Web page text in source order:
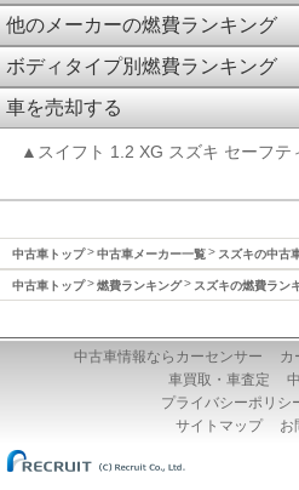
他のメーカーの燃費ランキング
ボディタイプ別燃費ランキング
車を売却する
▲スイフト 1.2 XG スズキ セーフテ
中古車トップ 中古車メーカー一覧 スズキの中古
中古車トップ 燃費ランキング スズキの燃費ラン
中古車情報ならカーセンサー
カ
車買取・車査定
プライバシーポリシ
サイトマップ
お